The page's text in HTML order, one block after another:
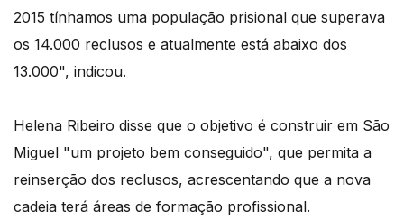
2015 tínhamos uma população prisional que superava
os 14.000 reclusos e atualmente está abaixo dos
13.000", indicou.
Helena Ribeiro disse que o objetivo é construir em São
Miguel "um projeto bem conseguido", que permita a
reinserção dos reclusos, acrescentando que a nova
cadeia terá áreas de formação profissional.